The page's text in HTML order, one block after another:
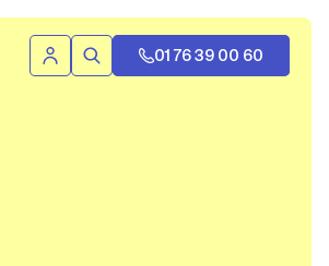
Se connecter
Rechercher01 76 39 00 60